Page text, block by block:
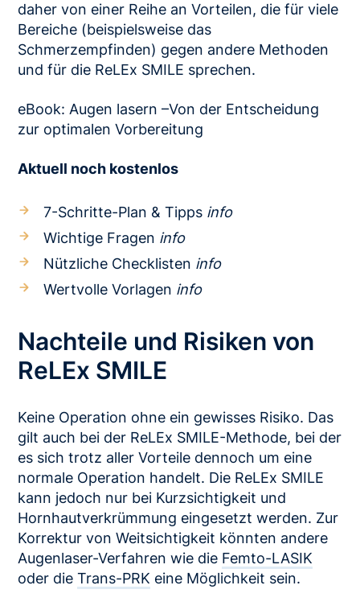
daher von einer Reihe an Vorteilen, die für viele
Bereiche (beispielsweise das
Schmerzempfinden) gegen andere Methoden
und für die ReLEx SMILE sprechen.
eBook: Augen lasern –Von der Entscheidung
zur optimalen Vorbereitung
Aktuell noch kostenlos
7-Schritte-Plan & Tipps info
Wichtige Fragen info
Nützliche Checklisten info
Wertvolle Vorlagen info
Nachteile und Risiken von
ReLEx SMILE
Keine Operation ohne ein gewisses Risiko. Das
gilt auch bei der ReLEx SMILE-Methode, bei der
es sich trotz aller Vorteile dennoch um eine
normale Operation handelt. Die ReLEx SMILE
kann jedoch nur bei Kurzsichtigkeit und
Hornhautverkrümmung eingesetzt werden. Zur
Korrektur von Weitsichtigkeit könnten andere
Augenlaser-Verfahren wie die Femto-LASIK
oder dieTrans-PRK eine Möglichkeit sein.